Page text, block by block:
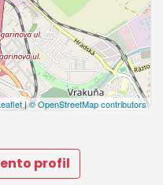
|© OpenStreetMap contributors
profil